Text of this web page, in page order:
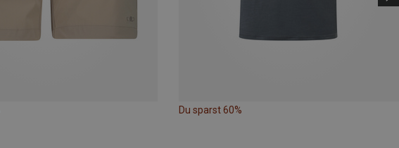
Du sparst 60%